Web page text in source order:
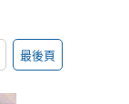
最後頁